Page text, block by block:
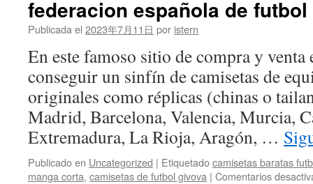
federacion española de
Publicada el 2023年7月11日 por istern
En este famoso sitio de compra y venta
conseguir un sinfín de camisetas de
originales como réplicas (chinas o
Madrid, Barcelona, Valencia, Murcia,
Extremadura, La Rioja, Aragón, …
Publicado en Uncategorized | Etiquetadocamisetas baratas
manga corta, camisetas de futbol givova | Comentarios